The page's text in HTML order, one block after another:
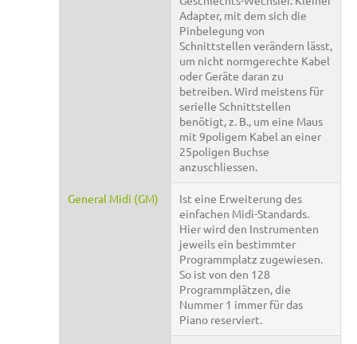
Adapter, mit dem sich die
Pinbelegung von
Schnittstellen verändern lässt,
um nicht normgerechte Kabel
oder Geräte daran zu
betreiben. Wird meistens für
serielle Schnittstellen
benötigt, z. B., um eine Maus
mit 9poligem Kabel an einer
25poligen Buchse
anzuschliessen.
General Midi (GM)
Ist eine Erweiterung des
einfachen Midi-Standards.
Hier wird den Instrumenten
jeweils ein bestimmter
Programmplatz zugewiesen.
So ist von den 128
Programmplätzen, die
Nummer 1 immer für das
Piano reserviert.